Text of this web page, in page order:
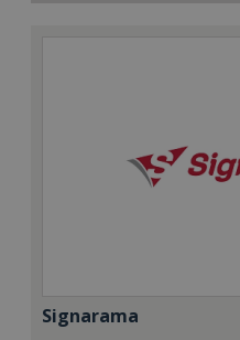
Signarama